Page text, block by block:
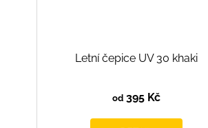
Letní čepice UV 30 khaki
od 395 Kč